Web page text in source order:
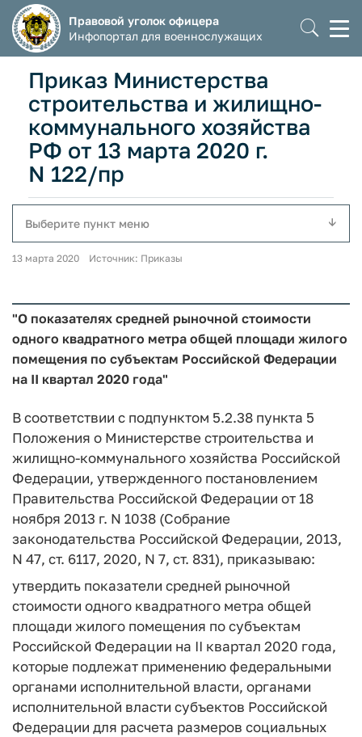
Правовой уголок офицера
Инфопортал для военнослужащих
Приказ Министерства
строительства и жилищно-
коммунального хозяйства
РФ от 13 марта 2020 г.
N 122/пр
Выберите пункт меню
13 марта 2020 Источник: Приказы
"О показателях средней рыночной стоимости
одного квадратного метра общей площади жилого
помещения по субъектам Российской Федерации
на II квартал 2020 года"
В соответствии с подпунктом 5.2.38 пункта 5
Положения о Министерстве строительства и
жилищно-коммунального хозяйства Российской
Федерации, утвержденного постановлением
Правительства Российской Федерации от 18
ноября 2013 г. N 1038 (Собрание
законодательства Российской Федерации, 2013,
N 47, ст. 6117, 2020, N 7, ст. 831), приказываю:
утвердить показатели средней рыночной
стоимости одного квадратного метра общей
площади жилого помещения по субъектам
Российской Федерации на II квартал 2020 года,
которые подлежат применению федеральными
органами исполнительной власти, органами
исполнительной власти субъектов Российской
Федерации для расчета размеров социальных